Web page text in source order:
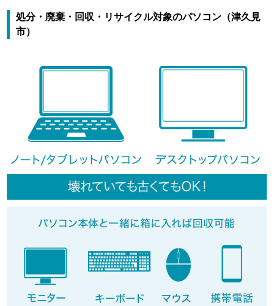
処分・廃棄・回収・リサイクル対象のパソコン（津久見
市）